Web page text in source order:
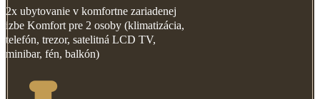
2x ubytovanie v komfortne zariadenej
izbe Komfort pre 2 osoby (klimatizácia,
telefón, trezor, satelitná LCD TV,
minibar, fén, balkón)